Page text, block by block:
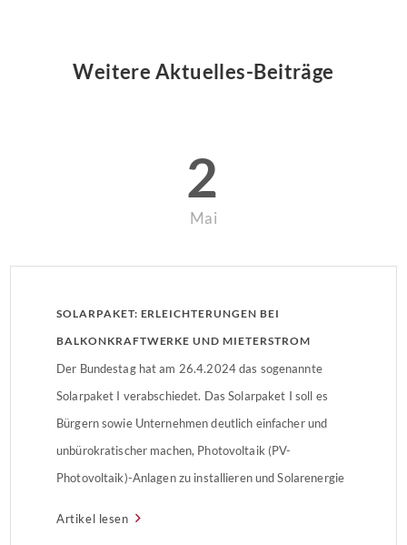
Weitere Aktuelles-Beiträge
2
Mai
SOLARPAKET: ERLEICHTERUNGEN BEI
BALKONKRAFTWERKE UND MIETERSTROM
Der Bundestag hat am 26.4.2024 das sogenannte
Solarpaket I verabschiedet. Das Solarpaket I soll es
Bürgern sowie Unternehmen deutlich einfacher und
unbürokratischer machen, Photovoltaik (PV-
Photovoltaik)-Anlagen zu installieren und Solarenergie
Artikel lesen